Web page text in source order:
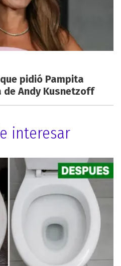
pidió Pampita
Andy Kusnetzoff
interesar